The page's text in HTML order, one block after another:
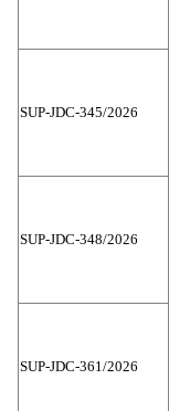
SUP-JDC-345/2026
SUP-JDC-348/2026
SUP-JDC-361/2026